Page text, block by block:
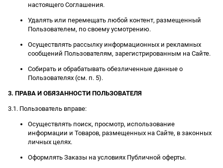
настоящего Соглашения.
Удалять или перемещать любой контент, размещенный
Пользователем, по своему усмотрению.
Осуществлять рассылку информационных и рекламных
сообщений Пользователям, зарегистрированным на Сайте.
Собирать и обрабатывать обезличенные данные о
Пользователях (см. п. 5).
3. ПРАВА И ОБЯЗАННОСТИ ПОЛЬЗОВАТЕЛЯ
3.1. Пользователь вправе:
Осуществлять поиск, просмотр, использование
информации и Товаров, размещенных на Сайте, в законных
личных целях.
Оформлять Заказы на условиях Публичной оферты.